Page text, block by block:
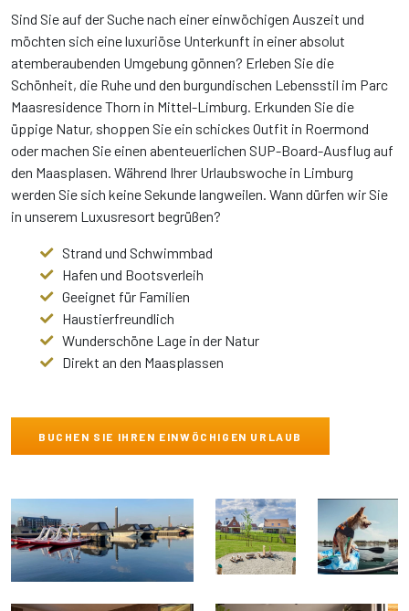
Sind Sie auf der Suche nach einer einwöchigen Auszeit und
möchten sich eine luxuriöse Unterkunft in einer absolut
atemberaubenden Umgebung gönnen? Erleben Sie die
Schönheit, die Ruhe und den burgundischen Lebensstil im Parc
Maasresidence Thorn in Mittel-Limburg. Erkunden Sie die
üppige Natur, shoppen Sie ein schickes Outfit in Roermond
oder machen Sie einen abenteuerlichen SUP-Board-Ausflug auf
den Maasplasen. Während Ihrer Urlaubswoche in Limburg
werden Sie sich keine Sekunde langweilen. Wann dürfen wir Sie
in unserem Luxusresort begrüßen?
Strand und Schwimmbad
Hafen und Bootsverleih
Geeignet für Familien
Haustierfreundlich
Wunderschöne Lage in der Natur
Direkt an den Maasplassen
BUCHEN SIE IHREN EINWÖCHIGEN URLAUB